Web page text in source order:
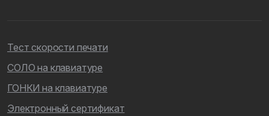
Тест скорости печати
СОЛО на клавиатуре
ГОНКИ на клавиатуре
Электронный сертификат